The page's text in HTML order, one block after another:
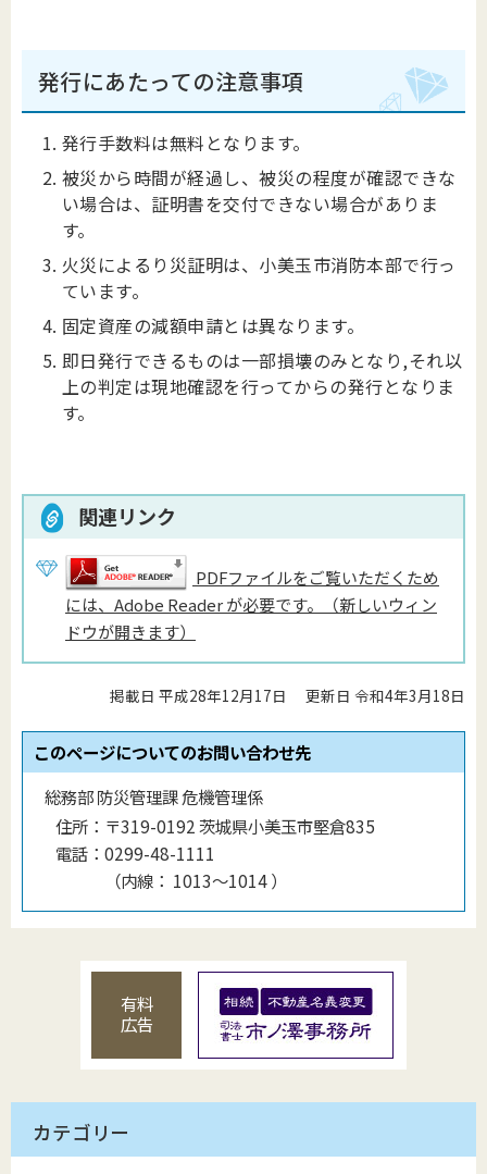
発行にあたっての注意事項
発行手数料は無料となります。
被災から時間が経過し、被災の程度が確認できな
い場合は、証明書を交付できない場合がありま
す。
火災によるり災証明は、小美玉市消防本部で行っ
ています。
固定資産の減額申請とは異なります。
即日発行できるものは一部損壊のみとなり,それ以
上の判定は現地確認を行ってからの発行となりま
す。
関連リンク
PDFファイルをご覧いただくため
には、Adobe Reader が必要です。（新しいウィン
ドウが開きます）
掲載日 平成28年12月17日 更新日 令和4年3月18日
このページについてのお問い合わせ先
総務部 防災管理課 危機管理係
住所： 〒319-0192 茨城県小美玉市堅倉835
電話： 0299-48-1111
（内線 ： 1013〜1014）
有料
広告
カテゴリー